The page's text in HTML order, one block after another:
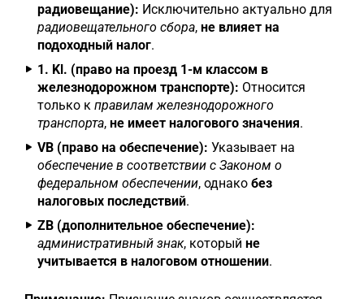
радиовещание): Исключительно актуально для
радиовещательного сбора, не влияет на
подоходный налог.
1. Kl. (право на проезд 1-м классом в
железнодорожном транспорте): Относится
только к правилам железнодорожного
транспорта, не имеет налогового значения.
VB (право на обеспечение): Указывает на
обеспечение в соответствии с Законом о
федеральном обеспечении, однако без
налоговых последствий.
ZB (дополнительное обеспечение):
административный знак, который не
учитывается в налоговом отношении.